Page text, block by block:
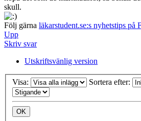
skull.
Följ gärna läkarstudent.se:s nyhetstips på
Upp
Skriv svar
Utskriftsvänlig version
Visa: Sortera efter: